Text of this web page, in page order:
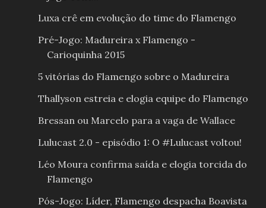
Luxa crê em evolução do time do Flamengo
Pré-Jogo: Madureira x Flamengo -
Carioquinha 2015
5 vitórias do Flamengo sobre o Madureira
Thallyson estreia e elogia equipe do Flamengo
Bressan ou Marcelo para a vaga de Wallace
Lulucast 2.0 - episódio 1: O #Lulucast voltou!
Léo Moura confirma saída e elogia torcida do
Flamengo
Pós-Jogo: Líder, Flamengo despacha Boavista